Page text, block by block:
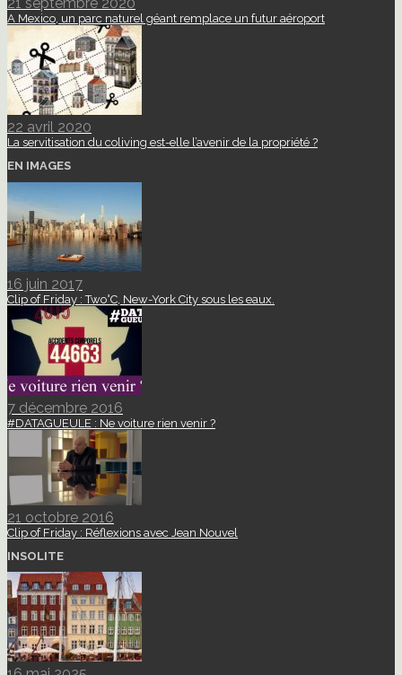
A Mexico, un parc naturel géant remplace un futur aéroport
22 avril 2020
La servitisation du coliving est-elle l’avenir de la propriété ?
EN IMAGES
16 juin 2017
Clip of Friday : Two°C, New-York City sous les eaux.
7 décembre 2016
#DATAGUEULE : Ne voiture rien venir ?
21 octobre 2016
Clip of Friday : Réflexions avec Jean Nouvel
INSOLITE